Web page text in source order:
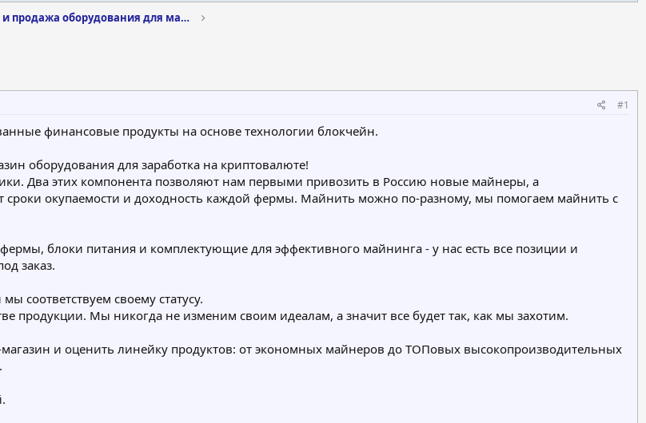
Покупка и продажа оборудования для майнинга
#1
финансовые продукты на основе технологии блокчейн.
оборудования для заработка на криптовалюте!
Два этих компонента позволяют нам первыми привозить в Россию новые майнеры, а
сроки окупаемости и доходность каждой фермы. Майнить можно по-разному, мы помогаем майнить с
блоки питания и комплектующие для эффективного майнинга - у нас есть все позиции и
заказ.
соответствуем своему статусу.
продукции. Мы никогда не изменим своим идеалам, а значит все будет так, как мы захотим.
и оценить линейку продуктов: от экономных майнеров до ТОПовых высокопроизводительных